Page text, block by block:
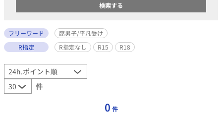
フリーワード
腐男子/平凡受け
R指定
R指定なし R15 R18
件
0 件